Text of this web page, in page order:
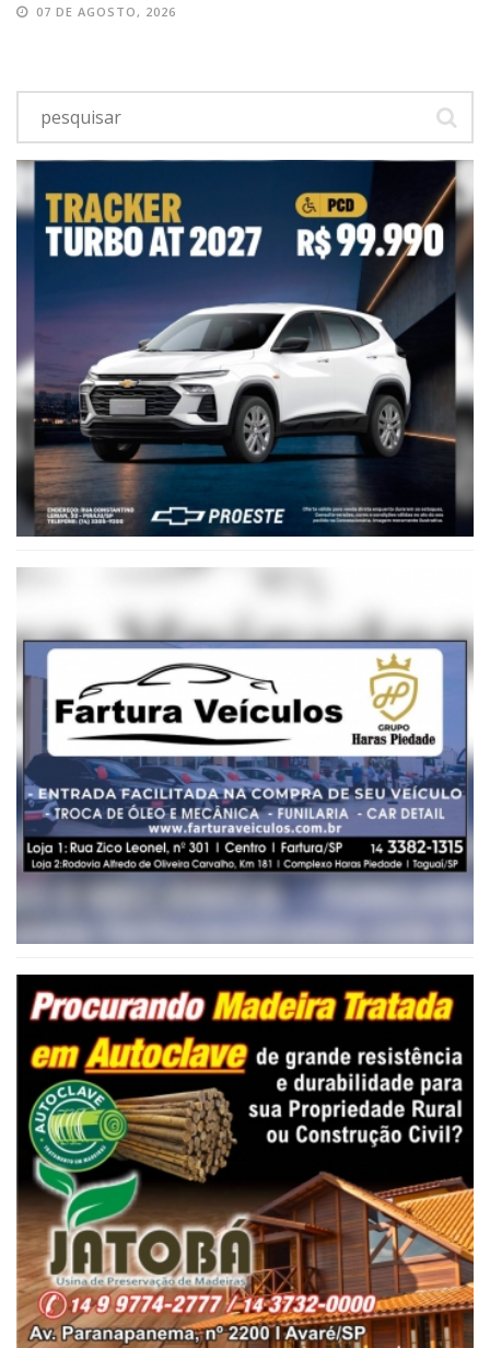
07 DE AGOSTO, 2026